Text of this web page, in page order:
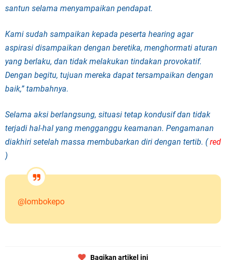
santun selama menyampaikan pendapat.
Kami sudah sampaikan kepada peserta hearing agar
aspirasi disampaikan dengan beretika, menghormati aturan
yang berlaku, dan tidak melakukan tindakan provokatif.
Dengan begitu, tujuan mereka dapat tersampaikan dengan
baik,” tambahnya.
Selama aksi berlangsung, situasi tetap kondusif dan tidak
terjadi hal-hal yang mengganggu keamanan. Pengamanan
diakhiri setelah massa membubarkan diri dengan tertib. (red
)
@lombokepo
Bagikan artikel ini